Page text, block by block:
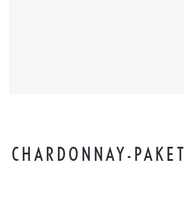
CHARDONNAY-PAKET